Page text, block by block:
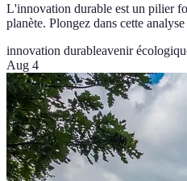
L'innovation durable est un pilier
planète. Plongez dans cette
innovation durableavenir
Aug 4